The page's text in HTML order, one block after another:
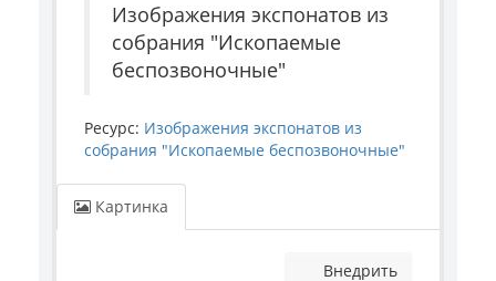
Изображения экспонатов из
собрания "Ископаемые
беспозвоночные"
Ресурс: Изображения экспонатов из
собрания "Ископаемые беспозвоночные"
Картинка
Внедрить